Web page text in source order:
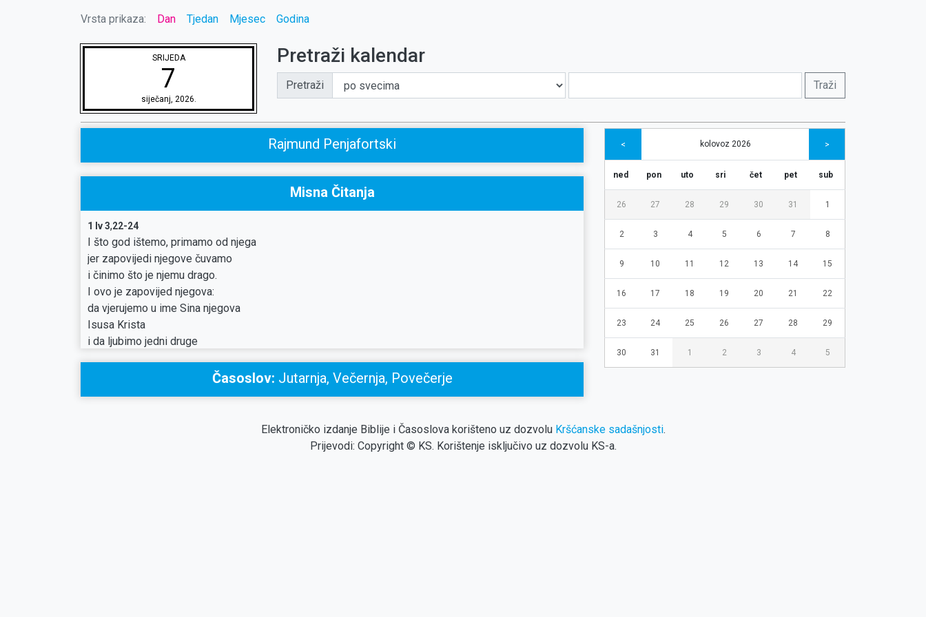
Vrsta prikaza: Dan Tjedan Mjesec Godina
SRIJEDA
7
siječanj, 2026.
Pretraži kalendar
Pretraži
Rajmund Penjafortski
Misna Čitanja
1 Iv 3,22-24
I što god ištemo, primamo od njega
jer zapovijedi njegove čuvamo
i činimo što je njemu drago.
I ovo je zapovijed njegova:
da vjerujemo u ime Sina njegova
Isusa Krista
i da ljubimo jedni druge
I tko čuva zapovijedi njegove,Časoslov: Jutarnja, Večernja, Povečerje
< kolovoz 2026 >
ned pon uto sri čet pet sub
26 27 28 29 30 31 1
2 3 4 5 6 7 8
9 10 11 12 13 14 15
16 17 18 19 20 21 22
23 24 25 26 27 28 29
30 31 1 2 3 4 5
Elektroničko izdanje Biblije i Časoslova korišteno uz dozvolu Kršćanske sadašnjosti.
Prijevodi: Copyright © KS. Korištenje isključivo uz dozvolu KS-a.